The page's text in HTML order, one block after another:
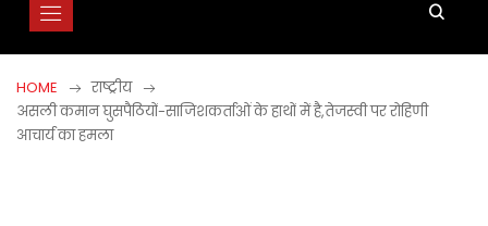
HOME
राष्ट्रीय
असली कमान घुसपैठियों-साजिशकर्ताओं के हाथों में है,तेजस्वी पर रोहिणी
आचार्य का हमला